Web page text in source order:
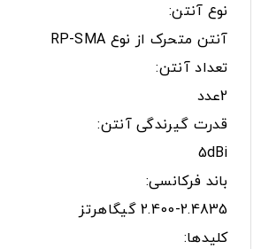
نوع آنتن:
آنتن متحرک از نوع RP-SMA
تعداد آنتن:
2عدد
قدرت گیرندگی آنتن:
5dBi
باند فرکانسی:
2.400-2.4835 گیگاهرتز
کلیدها: